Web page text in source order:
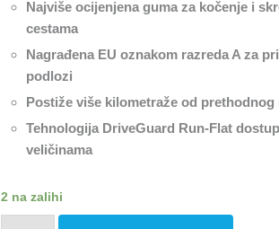
Najviše ocijenjena guma za kočenje i
cestama
Nagrađena EU oznakom razreda A za
podlozi
Postiže više kilometraže od prethodnog
Tehnologija DriveGuard Run-Flat
veličinama
2 na zalihi